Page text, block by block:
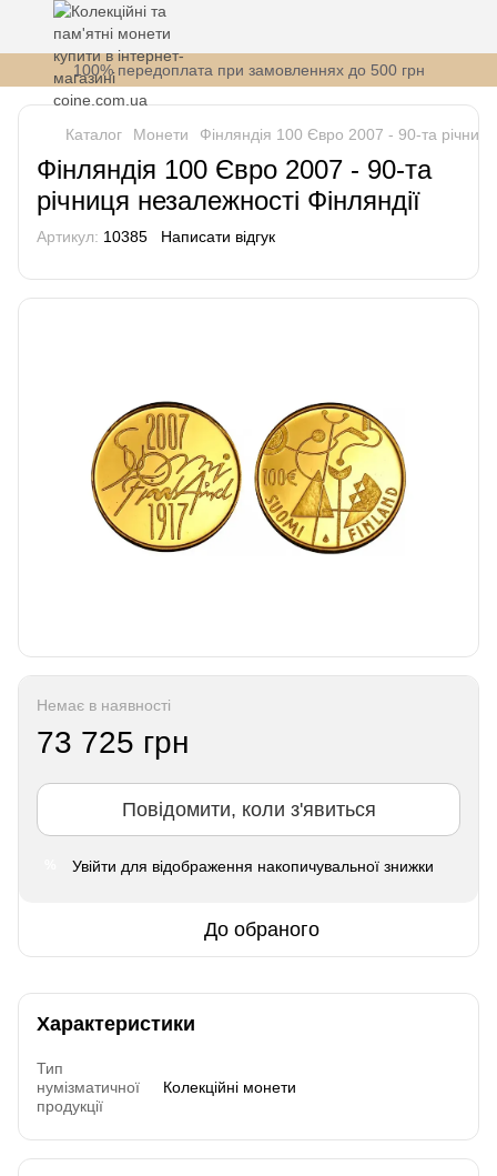
100% передоплата при замовленнях до 500 грн
Каталог Монети Фінляндія 100 Євро 2007 - 90-та річниця
Фінляндія 100 Євро 2007 - 90-та
річниця незалежності Фінляндії
Артикул: 10385 Написати відгук
Немає в наявності
73 725 грн
Повідомити, коли з'явиться
Увійти для відображення накопичувальної знижки
До обраного
Характеристики
Тип
нумізматичної
продукції
Колекційні монети